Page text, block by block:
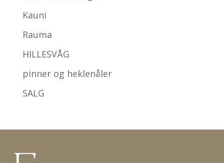
Kauni
Rauma
HILLESVÅG
pinner og heklenåler
SALG